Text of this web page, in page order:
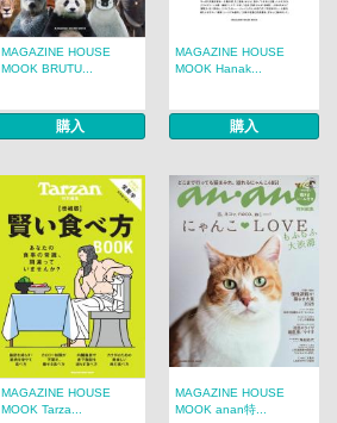
MAGAZINE HOUSE
MOOK BRUTU...
購入
MAGAZINE HOUSE
MOOK Hanak...
購入
MAGAZINE HOUSE
MOOK Tarza...
MAGAZINE HOUSE
MOOK anan特...